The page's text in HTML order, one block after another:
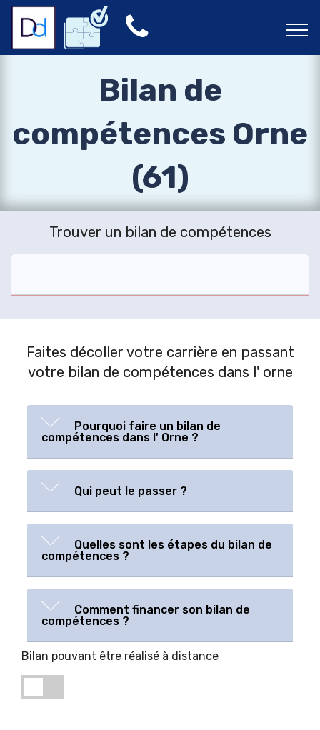
Bilan de
compétences Orne
(61)
Trouver un bilan de compétences
Faites décoller votre carrière en passant
votre bilan de compétences dans l' orne
Pourquoi faire un bilan de
compétences dans l' Orne ?
Qui peut le passer ?
Quelles sont les étapes du bilan de
compétences ?
Comment financer son bilan de
compétences ?
Bilan pouvant être réalisé à distance